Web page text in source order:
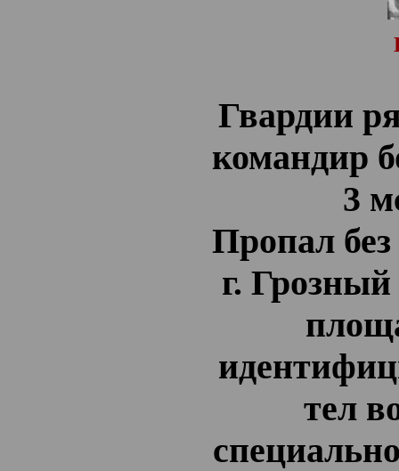
Гвардии
командир
3
Пропал без
г.
тел